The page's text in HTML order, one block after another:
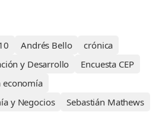
Andrés Bello
crónica
y Desarrollo
Encuesta CEP
economía
y Negocios
Sebastián Mathews